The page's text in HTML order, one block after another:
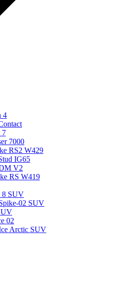
4
7
7000
RS2 W429
IG65
V2
RS W419
8 SUV
02 SUV
02
Arctic SUV